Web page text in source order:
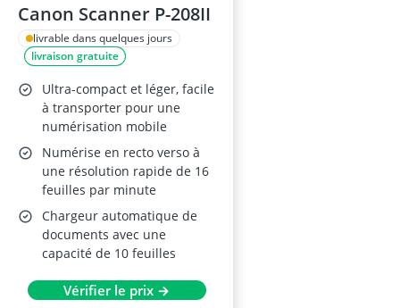
Canon Scanner P-208II
livrable dans quelques jours
livraison gratuite
Ultra-compact et léger, facile
à transporter pour une
numérisation mobile
Numérise en recto verso à
une résolution rapide de 16
feuilles par minute
Chargeur automatique de
documents avec une
capacité de 10 feuilles
Vérifier le prix →